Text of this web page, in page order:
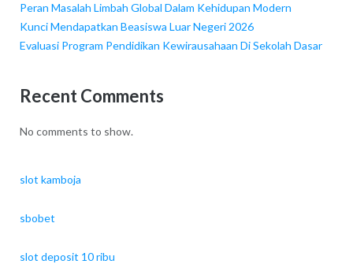
Peran Masalah Limbah Global Dalam Kehidupan Modern
Kunci Mendapatkan Beasiswa Luar Negeri 2026
Evaluasi Program Pendidikan Kewirausahaan Di Sekolah Dasar
Recent Comments
No comments to show.
slot kamboja
sbobet
slot deposit 10 ribu